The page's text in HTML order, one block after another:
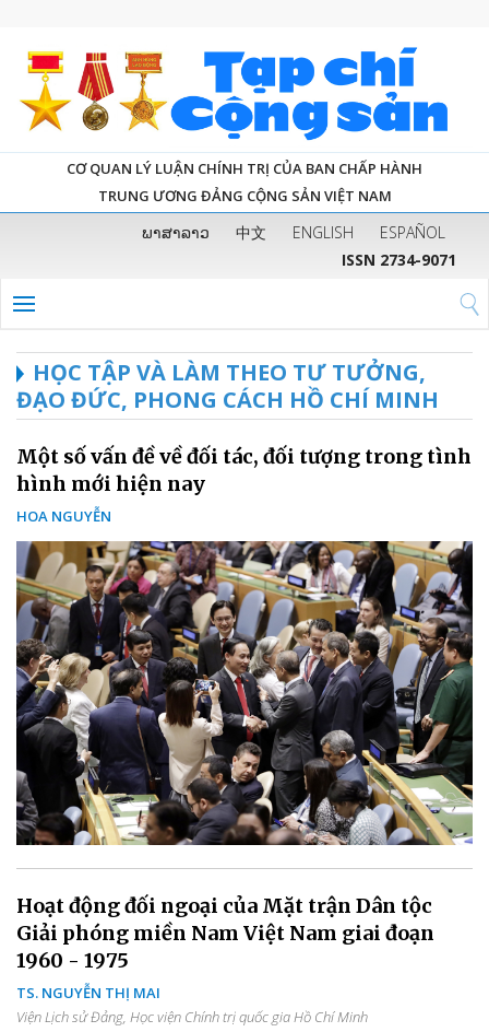
CƠ QUAN LÝ LUẬN CHÍNH TRỊ CỦA BAN CHẤP HÀNH
TRUNG ƯƠNG ĐẢNG CỘNG SẢN VIỆT NAM
ພາສາລາວ 中文 ENGLISH
ESPAÑOL
ISSN 2734-9071
HỌC TẬP VÀ LÀM THEO TƯ TƯỞNG,
ĐẠO ĐỨC, PHONG CÁCH HỒ CHÍ MINH
Một số vấn đề về đối tác, đối tượng trong tình
hình mới hiện nay
HOA NGUYỄN
Hoạt động đối ngoại của Mặt trận Dân tộc
Giải phóng miền Nam Việt Nam giai đoạn
1960 - 1975
TS. NGUYỄN THỊ MAI
Viện Lịch sử Đảng, Học viện Chính trị quốc gia Hồ Chí Minh